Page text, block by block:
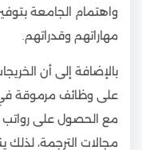
واهتمام الجامعة
مهاراتهم وقدراتهم.
بالإضافة إلى أن
على وظائف مرموقة في
مع الحصول على
مجالات الترجمة، لذلك